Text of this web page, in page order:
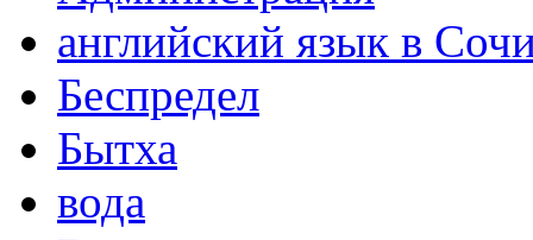
английский язык в
Беспредел
Бытха
вода